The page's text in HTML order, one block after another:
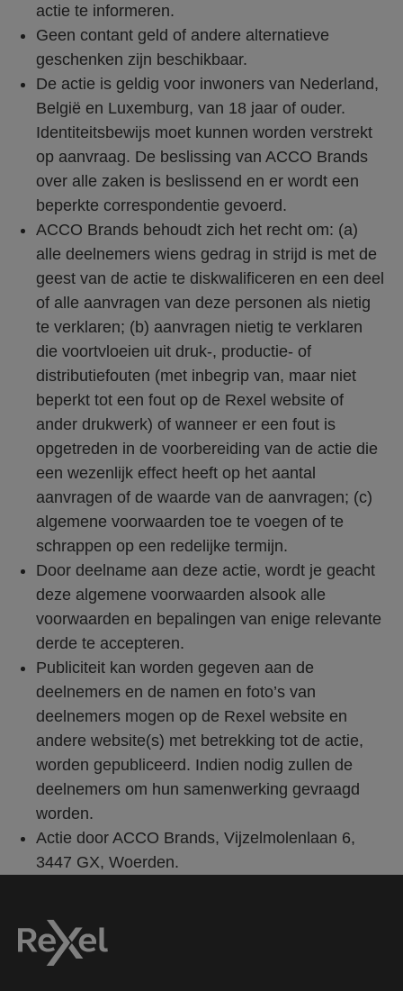
actie te informeren.
Geen contant geld of andere alternatieve
geschenken zijn beschikbaar.
De actie is geldig voor inwoners van Nederland,
België en Luxemburg, van 18 jaar of ouder.
Identiteitsbewijs moet kunnen worden verstrekt
op aanvraag. De beslissing van ACCO Brands
over alle zaken is beslissend en er wordt een
beperkte correspondentie gevoerd.
ACCO Brands behoudt zich het recht om: (a)
alle deelnemers wiens gedrag in strijd is met de
geest van de actie te diskwalificeren en een deel
of alle aanvragen van deze personen als nietig
te verklaren; (b) aanvragen nietig te verklaren
die voortvloeien uit druk-, productie- of
distributiefouten (met inbegrip van, maar niet
beperkt tot een fout op de Rexel website of
ander drukwerk) of wanneer er een fout is
opgetreden in de voorbereiding van de actie die
een wezenlijk effect heeft op het aantal
aanvragen of de waarde van de aanvragen; (c)
algemene voorwaarden toe te voegen of te
schrappen op een redelijke termijn.
Door deelname aan deze actie, wordt je geacht
deze algemene voorwaarden alsook alle
voorwaarden en bepalingen van enige relevante
derde te accepteren.
Publiciteit kan worden gegeven aan de
deelnemers en de namen en foto’s van
deelnemers mogen op de Rexel website en
andere website(s) met betrekking tot de actie,
worden gepubliceerd. Indien nodig zullen de
deelnemers om hun samenwerking gevraagd
worden.
Actie door ACCO Brands, Vijzelmolenlaan 6,
3447 GX, Woerden.